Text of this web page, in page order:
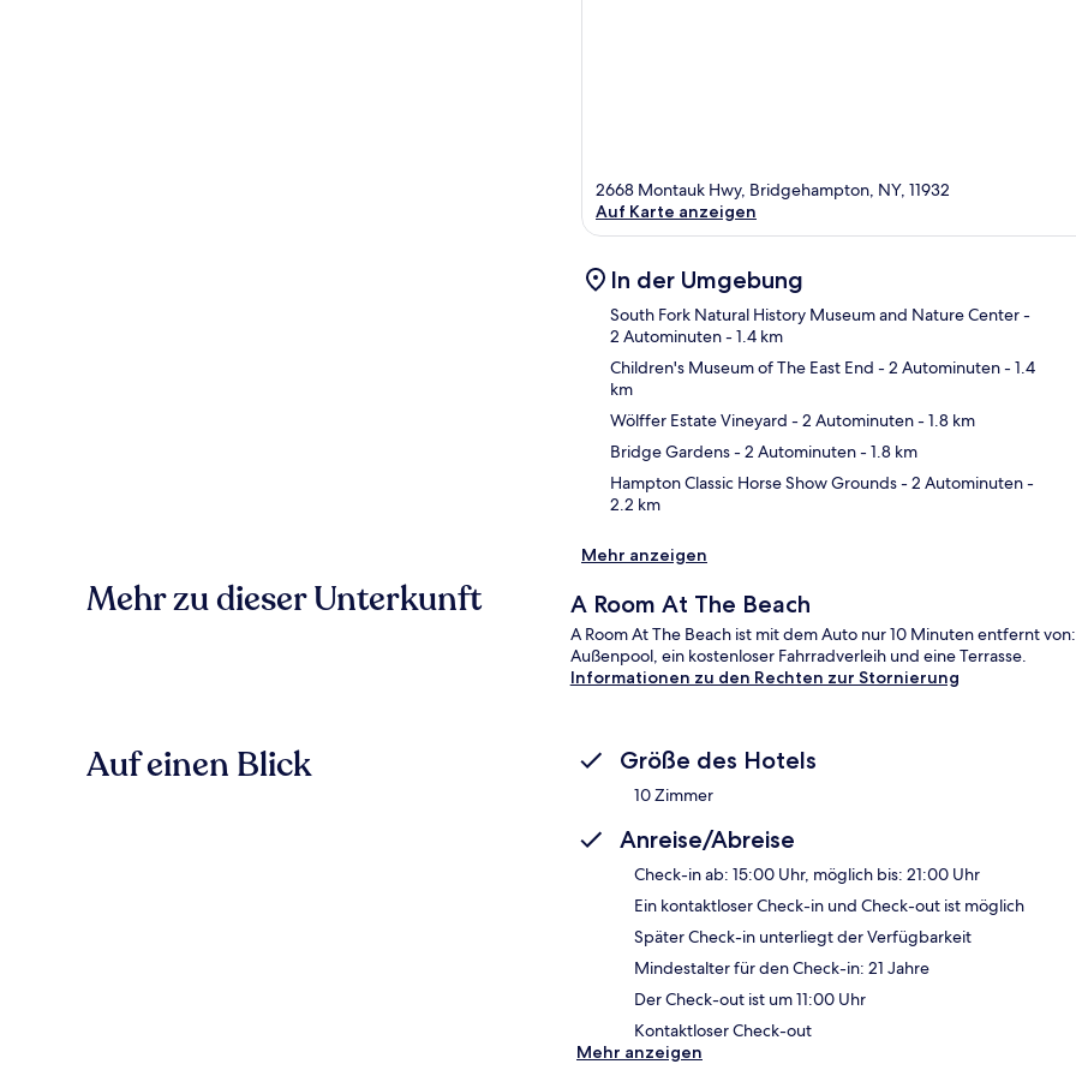
2668 Montauk Hwy, Bridgehampton, NY, 11932
Auf Karte anzeigen
In der Umgebung
South Fork Natural History Museum and Nature Center-
2 Autominuten- 1.4 km
Children's Museum of The East End - 2 Autominuten- 1.4
km
Wölffer Estate Vineyard - 2 Autominuten- 1.8 km
Bridge Gardens- 2 Autominuten- 1.8 km
Hampton Classic Horse Show Grounds- 2 Autominuten-
2.2 km
Mehr anzeigen
Mehr zu dieser Unterkunft A Room At The Beach
A Room At The Beach ist mit dem Auto nur 10 Minuten entfernt
Außenpool, ein kostenloser Fahrradverleih und eine Terrasse.
Informationen zu den Rechten zur Stornierung
Auf einen Blick Größe des Hotels
10 Zimmer
Anreise/Abreise
Check-in ab: 15:00 Uhr, möglich bis: 21:00 Uhr
Ein kontaktloser Check-in und Check-out ist möglich
Später Check-in unterliegt der Verfügbarkeit
Mindestalter für den Check-in: 21 Jahre
Der Check-out ist um 11:00 Uhr
Kontaktloser Check-out
Mehr anzeigen